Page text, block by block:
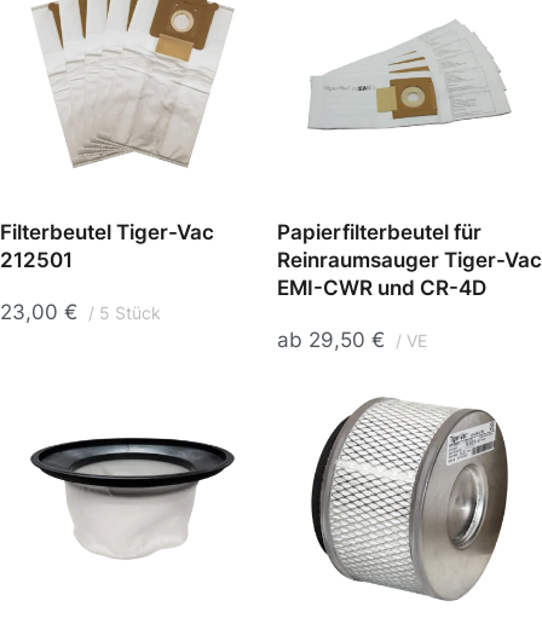
Filterbeutel Tiger-Vac
212501
23,00 € 5 Stück
Papierfilterbeutel für
Reinraumsauger Tiger-Vac
EMI-CWR und CR-4D
ab 29,50 € VE